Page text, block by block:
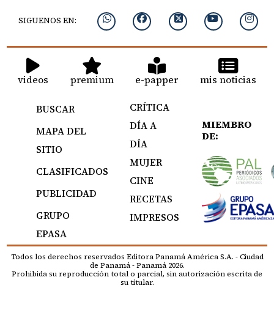
SIGUENOS EN:
videos premium e-papper mis noticias
BUSCAR
MAPA DEL
SITIO
CLASIFICADOS
PUBLICIDAD
GRUPO
EPASA
CRÍTICA
DÍA A
DÍA
MUJER
CINE
RECETAS
IMPRESOS
MIEMBRO
DE:
Todos los derechos reservados Editora Panamá América S.A. - Ciudad
de Panamá - Panamá 2026.
Prohibida su reproducción total o parcial, sin autorización escrita de
su titular.